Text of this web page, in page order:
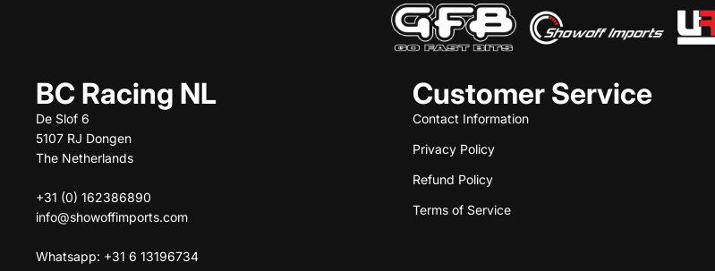
BC Racing NL
De Slof 6
5107 RJ Dongen
The Netherlands
+31 (0) 162386890
info@showoffimports.com
Whatsapp: +31 6 13196734
Customer Service
Contact Information
Privacy Policy
Refund Policy
Terms of Service